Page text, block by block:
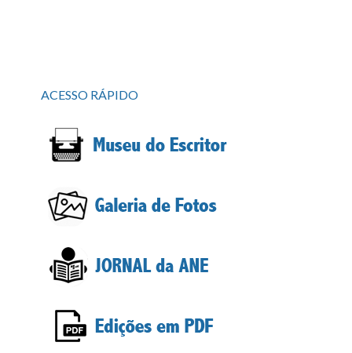
ACESSO RÁPIDO